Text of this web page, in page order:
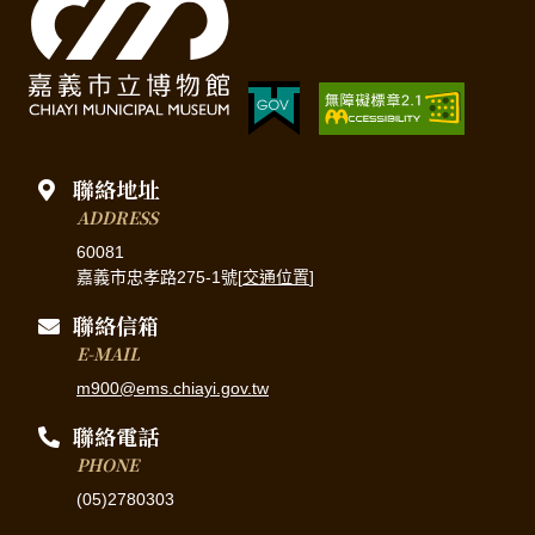
聯絡地址
ADDRESS
60081
嘉義市忠孝路275-1號[交通位置]
聯絡信箱
E-MAIL
m900@ems.chiayi.gov.tw
聯絡電話
PHONE
(05)2780303